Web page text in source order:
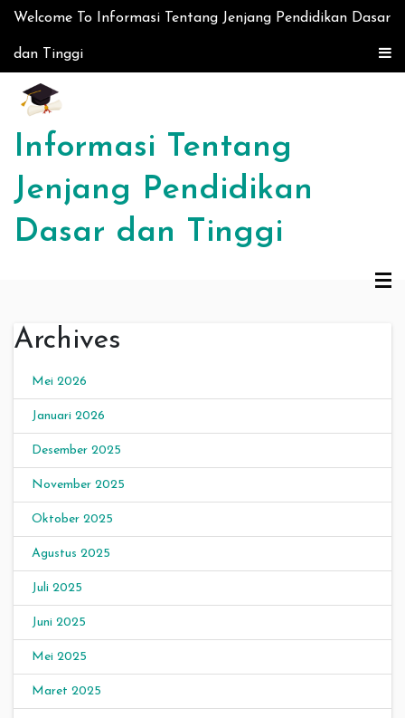
Skip to content
Welcome To Informasi Tentang Jenjang Pendidikan Dasar
dan Tinggi
Informasi Tentang
Jenjang Pendidikan
Dasar dan Tinggi
Archives
Mei 2026
Januari 2026
Desember 2025
November 2025
Oktober 2025
Agustus 2025
Juli 2025
Juni 2025
Mei 2025
Maret 2025